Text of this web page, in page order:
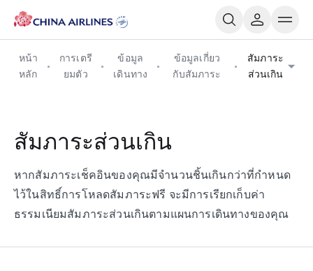
หน้า
หลัก
การเตรี
ยมตัว
ข้อมูล
เดินทาง
ข้อมูลเกี่ยว
กับสัมภาระ
สัมภาระ
ส่วนเกิน
สัมภาระส่วนเกิน
หากสัมภาระเช็คอินของคุณมีจำนวนชิ้นเกินกว่าที่กำหนด
ไว้ในสิทธิ์การโหลดสัมภาระฟรี จะมีการเรียกเก็บค่า
ธรรมเนียมสัมภาระส่วนเกินตามแผนการเดินทางของคุณ